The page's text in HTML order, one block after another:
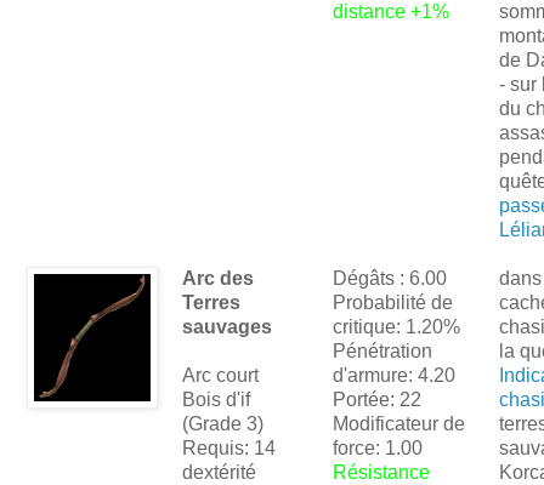
distance +1%
de
- sur
du
Arc des
Terres
sauvages
Arc court
Bois d'if
(Grade 3)
Requis: 14
dextérité
Dégâts : 6.00
Probabilité de
critique: 1.20%
Pénétration
d'armure: 4.20
Portée: 22
Modificateur de
force: 1.00
Résistance
la